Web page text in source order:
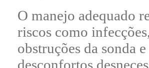
O manejo adequado
riscos como
obstruções da sonda e
desconfortos